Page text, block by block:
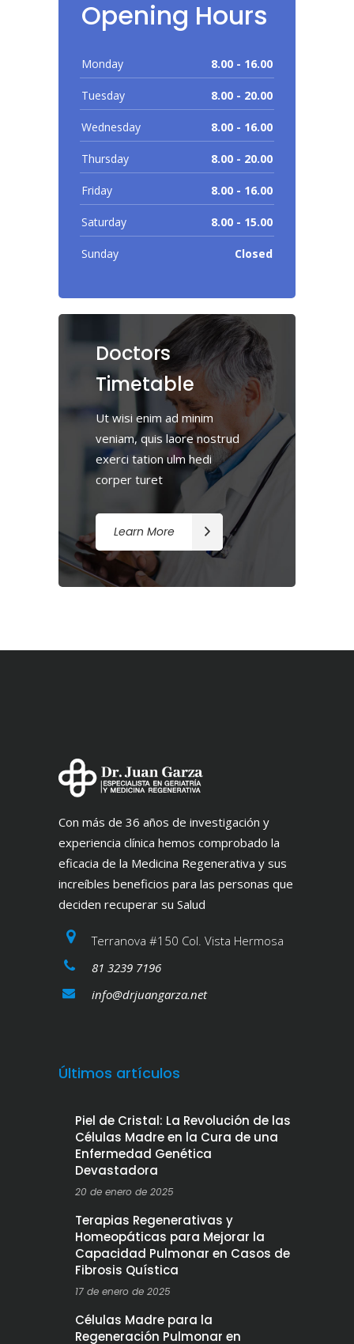
Opening Hours
Monday 8.00 - 16.00
Tuesday 8.00 - 20.00
Wednesday 8.00 - 16.00
Thursday 8.00 - 20.00
Friday 8.00 - 16.00
Saturday 8.00 - 15.00
Sunday Closed
Doctors
Timetable
Ut wisi enim ad minim
veniam, quis laore nostrud
exerci tation ulm hedi
corper turet
Learn More
Con más de 36 años de investigación y
experiencia clínica hemos comprobado la
eficacia de la Medicina Regenerativa y sus
increíbles beneficios para las personas que
deciden recuperar su Salud
Terranova #150 Col. Vista Hermosa
81 3239 7196
info@drjuangarza.net
Últimos artículos
Piel de Cristal: La Revolución de las
Células Madre en la Cura de una
Enfermedad Genética
Devastadora
20 de enero de 2025
Terapias Regenerativas y
Homeopáticas para Mejorar la
Capacidad Pulmonar en Casos de
Fibrosis Quística
17 de enero de 2025
Células Madre para la
Regeneración Pulmonar en